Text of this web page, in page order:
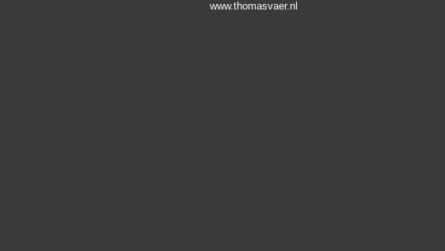
www.thomasvaer.nl